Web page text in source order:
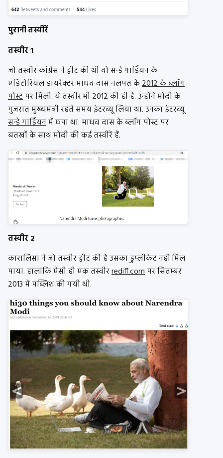
पुरानी तस्वीरें
तस्वीर 1
जो तस्वीर कांग्रेस ने ट्वीट की थी वो सन्डे गार्डियन के
एडिटोरियल डायरेक्टर माधव दास नलपत के2012 के ब्लॉग
पोस्टपर मिली. ये तस्वीर भी 2012 की ही है. उन्होंने मोदी के
गुजरात मुख्यमंत्री रहते समय इंटरव्यू लिया था. उनका इंटरव्यू
सन्डे गार्डियनमें छपा था. माधव दास के ब्लॉग पोस्ट पर
बतखों के साथ मोदी की कई तस्वीरें हैं.
तस्वीर 2
कारालिसा ने जो तस्वीर ट्वीट की है उसका डुप्लीकेट नहीं मिल
पाया. हालांकि ऐसी ही एक तस्वीरrediff.comपर सितम्बर
2013 में पब्लिश की गयी थी.